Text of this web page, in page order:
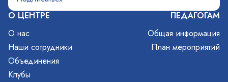
О ЦЕНТРЕ
О нас
Наши сотрудники
Объединения
Клубы
ПЕДАГОГАМ
Общая информация
План мероприятий